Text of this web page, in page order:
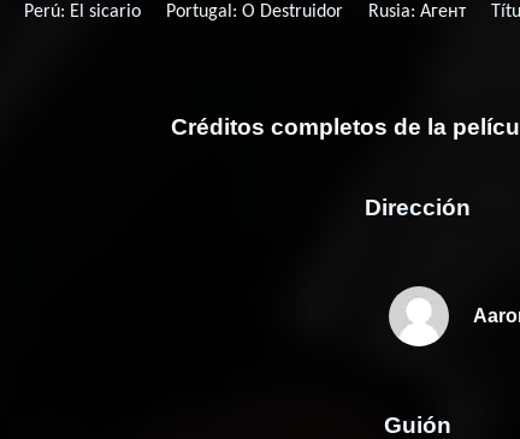
Perú: El sicario Portugal:O Destruidor Rusia:Агент
Créditos completos de la
Dirección
Guión